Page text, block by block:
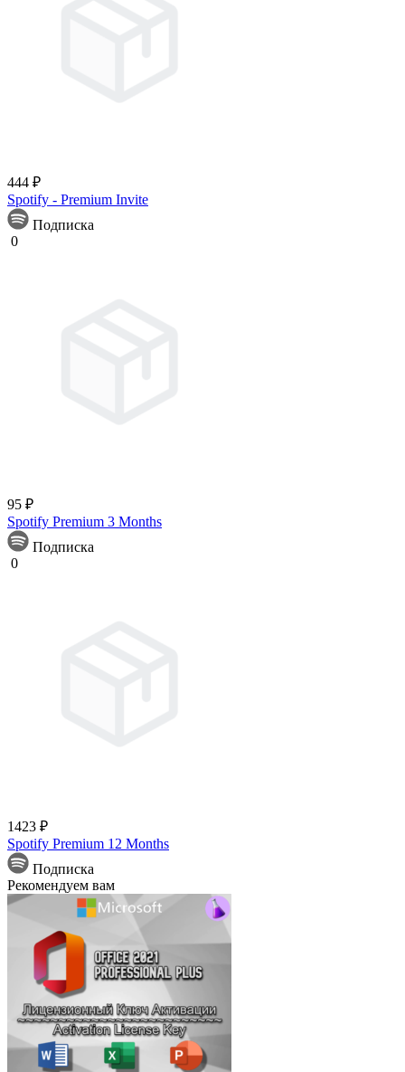
444 ₽
Spotify - Premium Invite
Подписка
0
95 ₽
Spotify Premium 3 Months
Подписка
0
1423 ₽
Spotify Premium 12 Months
Подписка
Рекомендуем вам